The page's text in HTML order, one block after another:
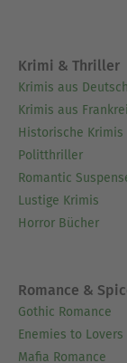
Krimi & Thriller
Krimis aus
Krimis aus
Historische Krimis
Politthriller
Romantic
Lustige Krimis
Horror Bücher
Romance &
Gothic Romance
Enemies to Lovers
Mafia Romance